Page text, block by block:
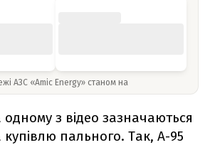
АЗС «Amic Energy» станом на
з відео зазначаються
купівлю пального. Так, А-95